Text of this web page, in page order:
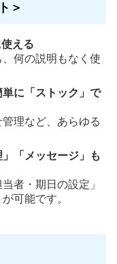
＞
える
、何の説明もなく使
に「ストック」で
理など、あらゆる
「メッセージ」も
者・期日の設定」
可能です。